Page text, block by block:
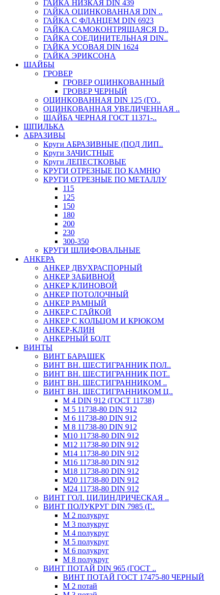
ГАЙКА НИЗКАЯ DIN 439
ГАЙКА ОЦИНКОВАННАЯ DIN ..
ГАЙКА С ФЛАНЦЕМ DIN 6923
ГАЙКА САМОКОНТРЯЩАЯСЯ D..
ГАЙКА СОЕДИНИТЕЛЬНАЯ DIN..
ГАЙКА УСОВАЯ DIN 1624
ГАЙКА ЭРИКСОНА
ШАЙБЫ
ГРОВЕР
ГРОВЕР ОЦИНКОВАННЫЙ
ГРОВЕР ЧЕРНЫЙ
ОЦИНКОВАННАЯ DIN 125 (ГО..
ОЦИНКОВАННАЯ УВЕЛИЧЕННАЯ ..
ШАЙБА ЧЕРНАЯ ГОСТ 11371-..
ШПИЛЬКА
АБРАЗИВЫ
Круги АБРАЗИВНЫЕ (ПОД ЛИП..
Круги ЗАЧИСТНЫЕ
Круги ЛЕПЕСТКОВЫЕ
КРУГИ ОТРЕЗНЫЕ ПО КАМНЮ
КРУГИ ОТРЕЗНЫЕ ПО МЕТАЛЛУ
115
125
150
180
200
230
300-350
КРУГИ ШЛИФОВАЛЬНЫЕ
АНКЕРА
АНКЕР ДВУХРАСПОРНЫЙ
АНКЕР ЗАБИВНОЙ
АНКЕР КЛИНОВОЙ
АНКЕР ПОТОЛОЧНЫЙ
АНКЕР РАМНЫЙ
АНКЕР С ГАЙКОЙ
АНКЕР С КОЛЬЦОМ И КРЮКОМ
АНКЕР-КЛИН
АНКЕРНЫЙ БОЛТ
ВИНТЫ
ВИНТ БАРАШЕК
ВИНТ ВН. ШЕСТИГРАННИК ПОЛ..
ВИНТ ВН. ШЕСТИГРАННИК ПОТ..
ВИНТ ВН. ШЕСТИГРАННИКОМ ..
ВИНТ ВН. ШЕСТИГРАННИКОМ Ц..
М 4 DIN 912 (ГОСТ 11738)
М 5 11738-80 DIN 912
М 6 11738-80 DIN 912
М 8 11738-80 DIN 912
М10 11738-80 DIN 912
М12 11738-80 DIN 912
М14 11738-80 DIN 912
М16 11738-80 DIN 912
М18 11738-80 DIN 912
М20 11738-80 DIN 912
М24 11738-80 DIN 912
ВИНТ ГОЛ. ЦИЛИНДРИЧЕСКАЯ ..
ВИНТ ПОЛУКРУГ DIN 7985 (Г..
М 2 полукруг
М 3 полукруг
М 4 полукруг
М 5 полукруг
М 6 полукруг
М 8 полукруг
ВИНТ ПОТАЙ DIN 965 (ГОСТ ..
ВИНТ ПОТАЙ ГОСТ 17475-80 ЧЕРНЫЙ
М 2 потай